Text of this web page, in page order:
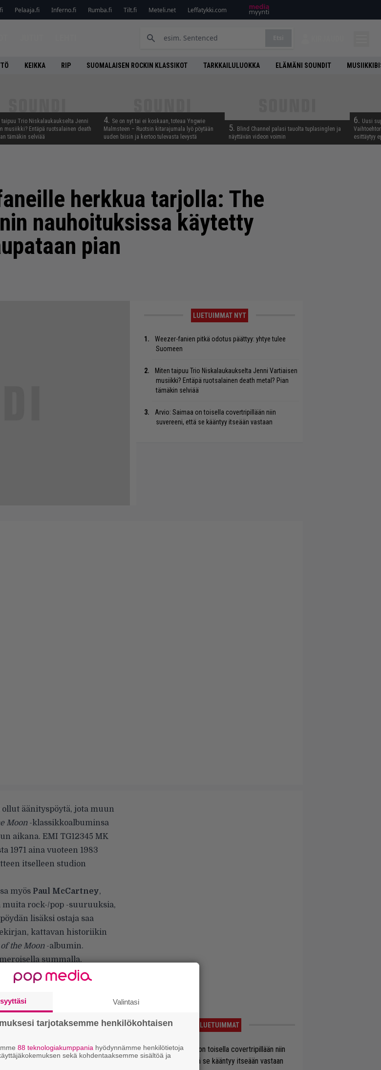
Pelaaja.fi Inferno.fi Rumba.fi Tilt.fi Meteli.net Leffatykki.com
KEIKKA RIP SUOMALAISEN ROCKIN KLASSIKOT TARKKAILULUOKKA ELÄMÄNI SOUNDIT
taipuu Trio Niskalaukaukselta Jenni
musiikki? Entäpä ruotsalainen death
tämäkin selviää
4. Se on nyt tai ei koskaan, toteaa Yngwie
Malmsteen – Ruotsin kitarajumala lyö pöytään
uuden biisin ja kertoo tulevasta levystä
5. Blind Channel palasi tauolta tuplasinglen ja
näyttävän videon voimin
6. Uusi
esittäytyy
herkkua tarjolla: The
nauhoituksissa käytetty
pian
LUETUIMMAT NYT
Weezer-fanien pitkä odotus päättyy: yhtye tulee
Suomeen
Miten taipuu Trio Niskalaukaukselta Jenni Vartiaisen
musiikki? Entäpä ruotsalainen death metal? Pian
tämäkin selviää
Arvio: Saimaa on toisella covertripillään niin
suvereeni, että se kääntyy itseään vastaan
ollut äänityspöytä, jota muun
Moon-klassikkoalbuminsa
aikana. EMI TG12345 MK
1971 aina vuoteen 1983
itselleen studion
myös Paul McCartney,
muita rock-/pop -suuruuksia,
lisäksi ostaja saa
kattavan historiikin
the Moon-albumin.
summalla.
Rock and Roll
tämäkin aarre
ja
päivä maaliskuuta.
LUETUIMMAT
Arvio: Saimaa on toisella covertripillään niin
suvereeni, että se kääntyy itseään vastaan
Valintasi
tarjotaksemme henkilökohtaisen
88 teknologiakumppania hyödynnämme henkilötietoja
sekä kohdentaaksemme sisältöä ja